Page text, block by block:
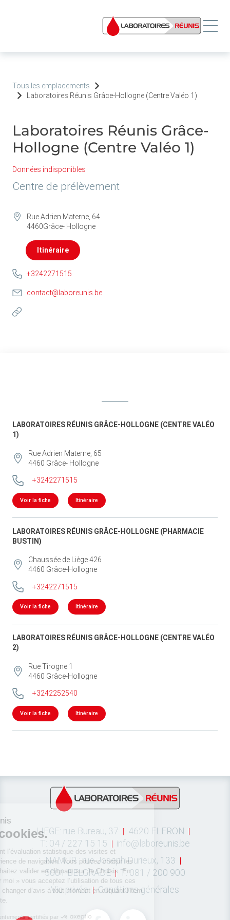
Tous les emplacements
Laboratoires Réunis Grâce-Hollogne (Centre Valéo 1)
Laboratoires Réunis Grâce-
Hollogne (Centre Valéo 1)
Données indisponibles
Centre de prélèvement
Rue Adrien Materne, 64
4460Grâce- Hollogne
Itinéraire
+3242271515
contact@laboreunis.be
LABORATOIRES RÉUNIS GRÂCE-HOLLOGNE (CENTRE VALÉO
1)
Rue Adrien Materne, 65
4460 Grâce- Hollogne
+3242271515
Voir la fiche Itinéraire
LABORATOIRES RÉUNIS GRÂCE-HOLLOGNE (PHARMACIE
BUSTIN)
Chaussée de Liège 426
4460 Grâce-Hollogne
+3242271515
Voir la fiche Itinéraire
LABORATOIRES RÉUNIS GRÂCE-HOLLOGNE (CENTRE VALÉO
2)
Rue Tirogne 1
4460 Grâce-Hollogne
+3242252540
Voir la fiche Itinéraire
LIEGE: rue Bureau, 37
4620 FLERON
T: 04 / 227 15 15
info@laboreunis.be
NAMUR : rue Joseph Durieux, 133
5001 BELGRADE
T: 081 / 200 900
Vie privée
Conditions générales